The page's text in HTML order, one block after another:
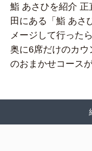
鮨 あさひを紹介 正
田にある「鮨 あさ
メージして行った
奥に6席だけのカ
のおまかせコース